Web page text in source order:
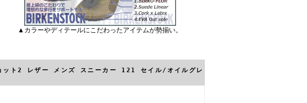
▲カラーやディテールにこだわったアイテムが勢揃い。
ト2 レザー メンズ スニーカー 121 セイル/オイルグレ